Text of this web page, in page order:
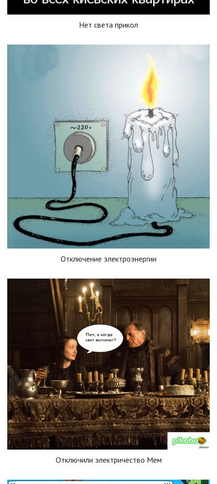
Нет света прикол
Отключение электроэнергии
Отключили электричество Мем